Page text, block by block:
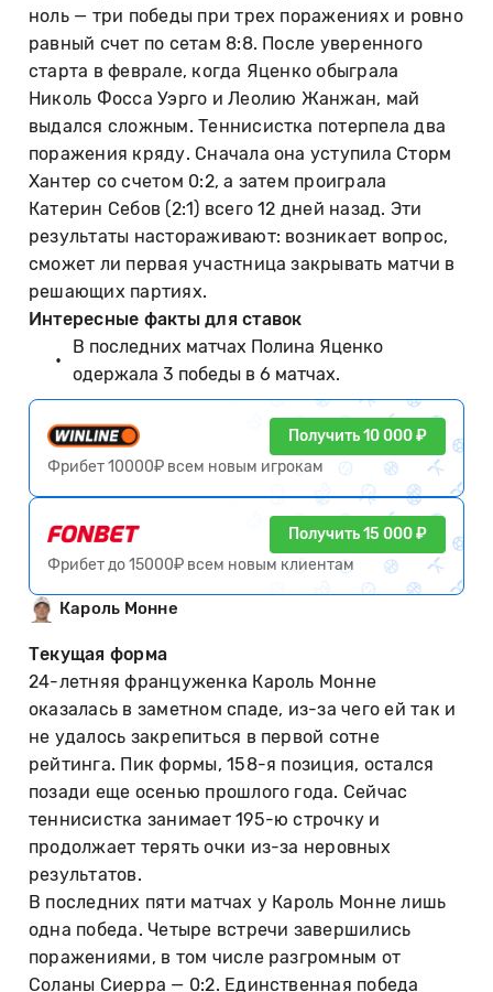
ноль — три победы при трех поражениях и ровно
равный счет по сетам 8:8. После уверенного
старта в феврале, когда Яценко обыграла
Николь Фосса Уэрго и Леолию Жанжан, май
выдался сложным. Теннисистка потерпела два
поражения кряду. Сначала она уступила Сторм
Хантер со счетом 0:2, а затем проиграла
Катерин Себов (2:1) всего 12 дней назад. Эти
результаты настораживают: возникает вопрос,
сможет ли первая участница закрывать матчи в
решающих партиях.
Интересные факты для ставок
В последних матчах Полина Яценко
одержала 3 победы в 6 матчах.
Получить 10 000 ₽
Фрибет 10000₽ всем новым игрокам
Получить 15 000 ₽
Фрибет до 15000₽ всем новым клиентам
Кароль Монне
Текущая форма
24-летняя француженка Кароль Монне
оказалась в заметном спаде, из-за чего ей так и
не удалось закрепиться в первой сотне
рейтинга. Пик формы, 158-я позиция, остался
позади еще осенью прошлого года. Сейчас
теннисистка занимает 195-ю строчку и
продолжает терять очки из-за неровных
результатов.
В последних пяти матчах у Кароль Монне лишь
одна победа. Четыре встречи завершились
поражениями, в том числе разгромным от
Соланы Сиерра — 0:2. Единственная победа